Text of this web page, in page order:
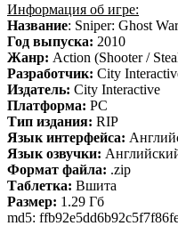
Информация об игре:
Название: Sniper: Ghost
Год выпуска: 2010
Жанр: Action (Shooter /
Разработчик: City
Издатель: City Interactive
Платформа: PC
Тип издания: RIP
Язык интерфейса:
Язык озвучки:
Формат файла: .zip
Таблетка: Вшита
Размер: 1.29 Гб
md5: